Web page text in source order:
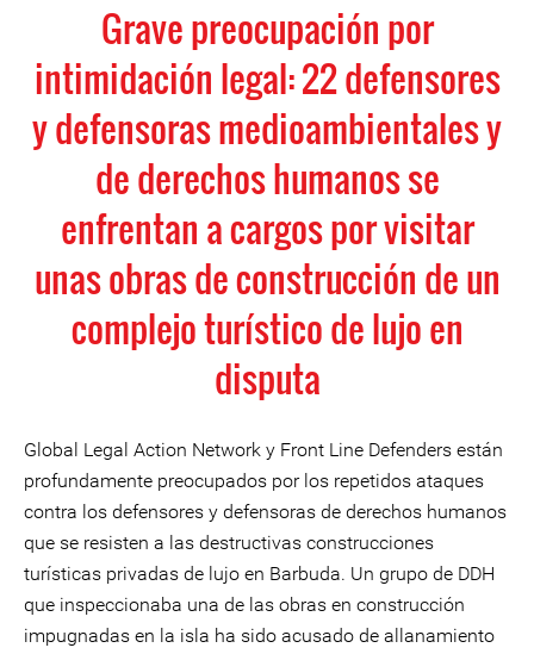
Grave preocupación por
intimidación legal: 22 defensores
y defensoras medioambientales y
de derechos humanos se
enfrentan a cargos por visitar
unas obras de construcción de un
complejo turístico de lujo en
disputa
Global Legal Action Network y Front Line Defenders están
profundamente preocupados por los repetidos ataques
contra los defensores y defensoras de derechos humanos
que se resisten a las destructivas construcciones
turísticas privadas de lujo en Barbuda. Un grupo de DDH
que inspeccionaba una de las obras en construcción
impugnadas en la isla ha sido acusado de allanamiento